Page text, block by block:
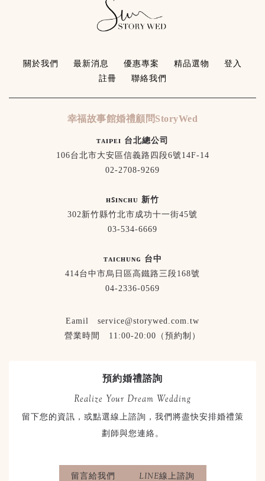
關於我們 最新消息 優惠專案 精品選物
登入
註冊
聯絡我們
幸福故事館婚禮顧問StoryWed
ᴛᴀɪᴘᴇɪ 台北總公司
106台北市大安區信義路四段6號14F-14
02-2708-9269
ʜꜱɪɴᴄʜᴜ 新竹
302新竹縣竹北市成功十一街45號
03-534-6669
ᴛᴀɪᴄʜᴜɴɢ 台中
414台中市烏日區高鐵路三段168號
04-2336-0569
Eamil service@storywed.com.tw
營業時間 11:00-20:00（預約制）
預約婚禮諮詢
Realize Your Dream Wedding
留下您的資訊，或點選線上諮詢，我們將盡快安排婚禮策
劃師與您連絡。
留言給我們 LINE線上諮詢